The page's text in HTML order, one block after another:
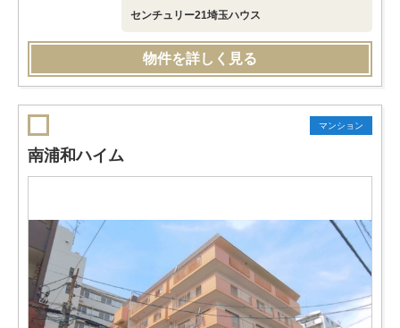
センチュリー21埼玉ハウス
物件を詳しく見る
マンション
南浦和ハイム